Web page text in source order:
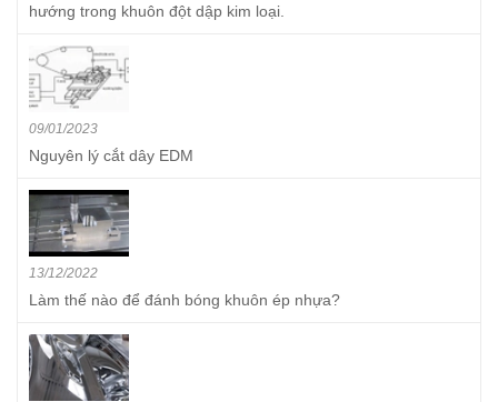
hướng trong khuôn đột dập kim loại.
09/01/2023
Nguyên lý cắt dây EDM
13/12/2022
Làm thế nào để đánh bóng khuôn ép nhựa?